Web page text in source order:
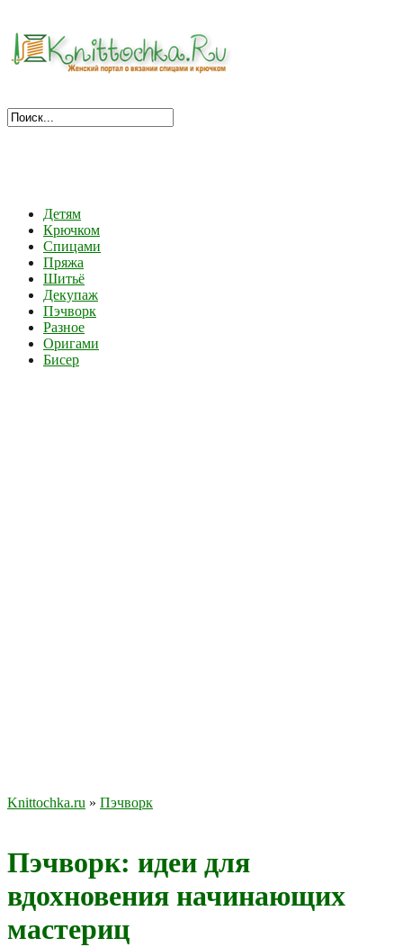
Детям
Крючком
Спицами
Пряжа
Шитьё
Декупаж
Пэчворк
Разное
Оригами
Бисер
Knittochka.ru » Пэчворк
Пэчворк: идеи для
вдохновения начинающих
мастериц